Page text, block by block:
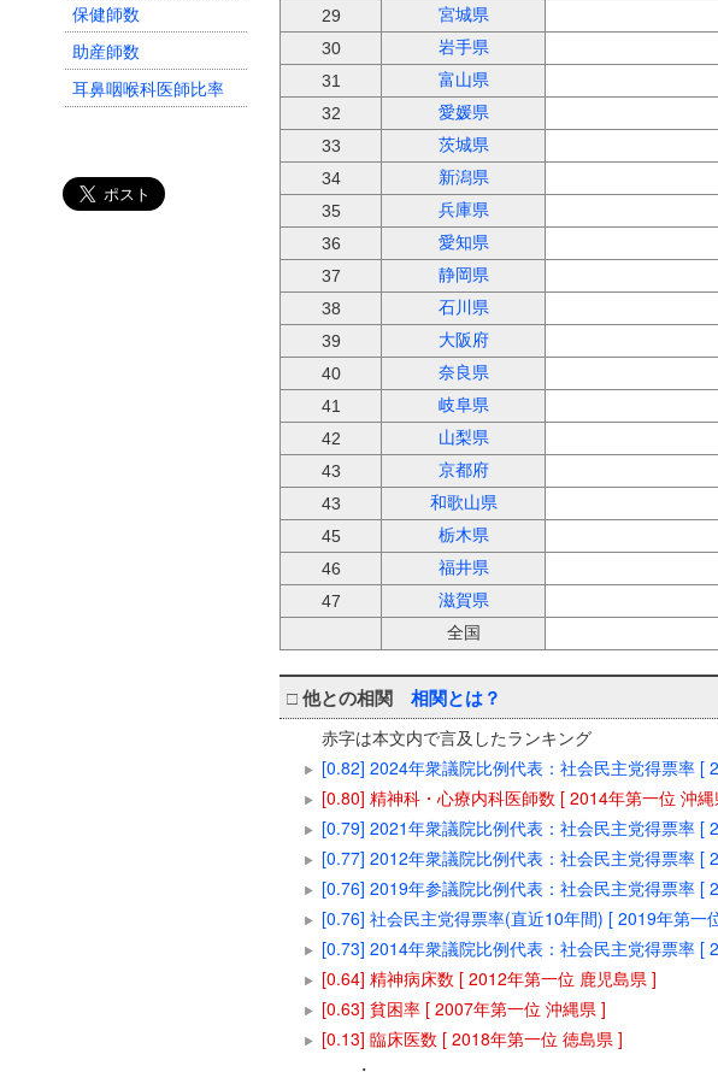
保健師数
助産師数
耳鼻咽喉科医師比率
眼科医師数
29
宮城県
30
岩手県
31
富山県
32
愛媛県
33
茨城県
34
新潟県
35
兵庫県
36
愛知県
37
静岡県
38
石川県
39
大阪府
40
奈良県
41
岐阜県
42
山梨県
43
京都府
43
和歌山県
45
栃木県
46
福井県
47
滋賀県
全国
□他との相関 相関とは？
赤字は本文内で言及したランキング
[0.82] 2024年衆議院比例代表：社会民主党得票率 [
[0.80] 精神科・心療内科医師数 [ 2014年第一位 沖縄
[0.79] 2021年衆議院比例代表：社会民主党得票率 [
[0.77] 2012年衆議院比例代表：社会民主党得票率 [
[0.76] 2019年参議院比例代表：社会民主党得票率 [
[0.76] 社会民主党得票率(直近10年間) [ 2019年第一
[0.73] 2014年衆議院比例代表：社会民主党得票率 [
[0.64] 精神病床数 [ 2012年第一位 鹿児島県 ]
[0.63] 貧困率 [ 2007年第一位 沖縄県 ]
[0.13] 臨床医数 [ 2018年第一位 徳島県 ]